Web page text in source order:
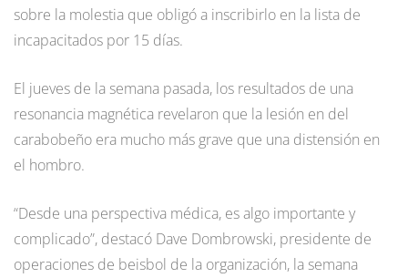
sobre la molestia que obligó a inscribirlo en la lista de
incapacitados por 15 días.
El jueves de la semana pasada, los resultados de una
resonancia magnética revelaron que la lesión en del
carabobeño era mucho más grave que una distensión en
el hombro.
“Desde una perspectiva médica, es algo importante y
complicado”, destacó Dave Dombrowski, presidente de
operaciones de beisbol de la organización, la semana